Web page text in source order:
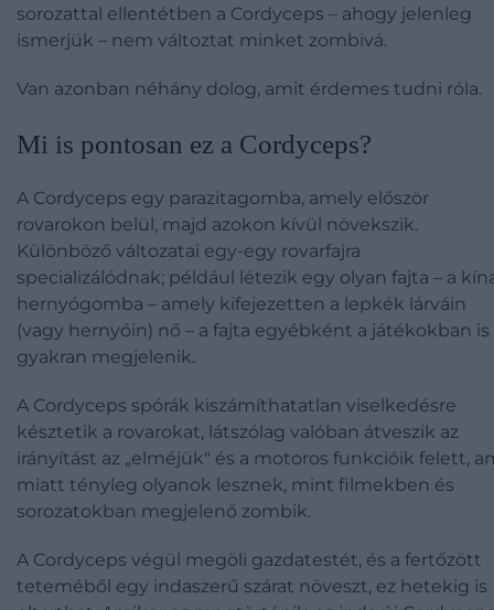
sorozattal ellentétben a Cordyceps – ahogy jelenleg
ismerjük – nem változtat minket zombivá.
Van azonban néhány dolog, amit érdemes tudni róla.
Mi is pontosan ez a Cordyceps?
A Cordyceps egy parazitagomba, amely először
rovarokon belül, majd azokon kívül növekszik.
Különböző változatai egy-egy rovarfajra
specializálódnak; például létezik egy olyan fajta – a
hernyógomba – amely kifejezetten a lepkék lárváin
(vagy hernyóin) nő – a fajta egyébként a játékokban is
gyakran megjelenik.
A Cordyceps spórák kiszámíthatatlan viselkedésre
késztetik a rovarokat, látszólag valóban átveszik az
irányítást az „elméjük" és a motoros funkcióik felett,
miatt tényleg olyanok lesznek, mint filmekben és
sorozatokban megjelenő zombik.
A Cordyceps végül megöli gazdatestét, és a fertőzött
teteméből egy indaszerű szárat növeszt, ez hetekig is